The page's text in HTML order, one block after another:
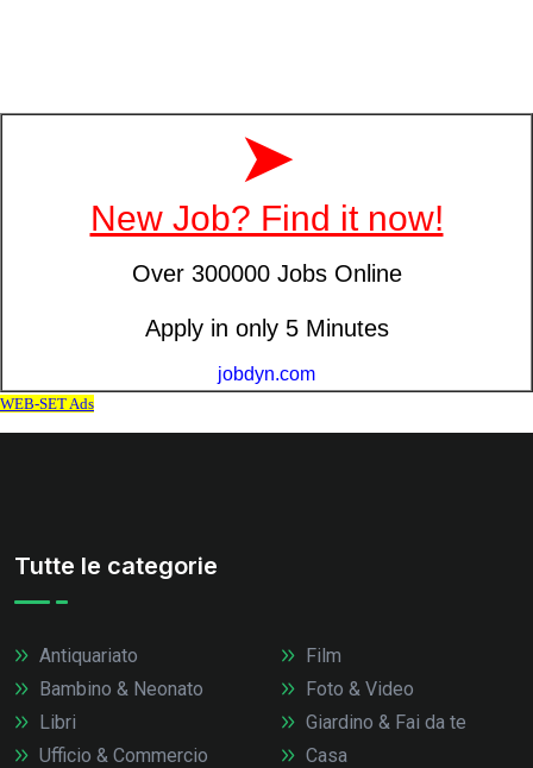
Tutte le categorie
Antiquariato
Bambino & Neonato
Libri
Ufficio & Commercio
Film
Foto & Video
Giardino & Fai da te
Casa